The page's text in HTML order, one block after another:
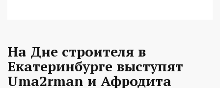
На Дне строителя в
Екатеринбурге выступят
Uma2rman и Афродита